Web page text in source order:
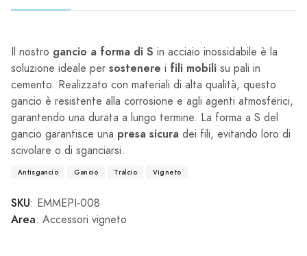
Il nostro gancio a forma di S in acciaio inossidabile è la
soluzione ideale per sostenere i fili mobili su pali in
cemento. Realizzato con materiali di alta qualità, questo
gancio è resistente alla corrosione e agli agenti atmosferici,
garantendo una durata a lungo termine. La forma a S del
gancio garantisce una presa sicura dei fili, evitando loro di
scivolare o di sganciarsi.
Antisgancio Gancio Tralcio Vigneto
SKU: EMMEPI-008
Area: Accessori vigneto